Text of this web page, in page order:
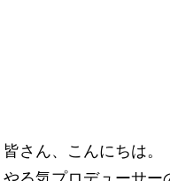
皆さん、こんにちは。